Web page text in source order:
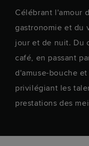
Célébrant l'amour
gastronomie et du
jour et de nuit. Du
café, en passant
d'amuse-bouche
privilégiant les
prestations des